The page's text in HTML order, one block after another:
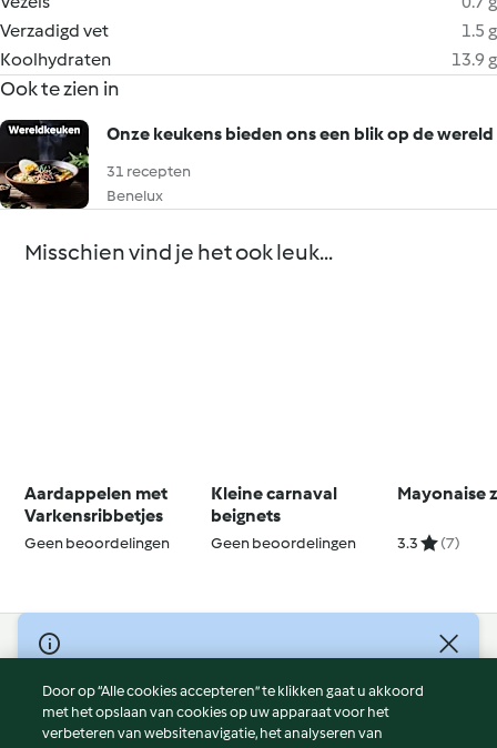
Verzadigd vet
1.5 g
Koolhydraten
13.9 g
Ook te zien in
Onze keukens bieden ons een blik op de wereld
31 recepten
Benelux
Misschien vind je het ook leuk...
Aardappelen met
Varkensribbetjes
Geen beoordelingen
Kleine carnaval
beignets
Geen beoordelingen
Mayonaise
3.3 (7)
© Copyright 2026
Gebruiksvoorwaarden
Privacybeleid
Door op “Alle cookies accepteren” te klikken gaat u akkoord
met het opslaan van cookies op uw apparaat voor het
verbeteren van websitenavigatie, het analyseren van